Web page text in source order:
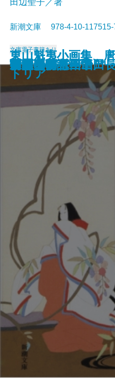
数学者の言葉では
ギリシア神話を知
一瞬の夏〔上〕
一瞬の夏〔下〕
時雨みち
音楽
東山魁夷小画集
画
姥ざかり
新源氏物語〔上〕
新源氏物語〔中〕
田辺聖子／著
新潮文庫 978-4-10-
文庫電子書籍あり
新源氏物語〔下〕
東山魁夷小画集
トリア
菊月夜
王国への道―山田
日曜日の万年筆
春秋山伏記
言葉の海へ
富豪刑事
胡蝶の夢 三
胡蝶の夢 四